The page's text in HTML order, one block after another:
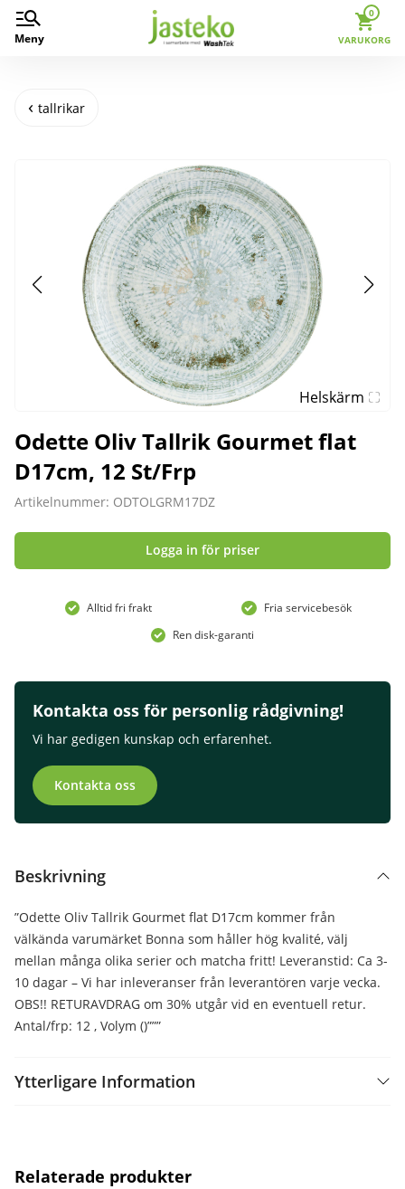
Meny
0
VARUKORG
tallrikar
Helskärm
Odette Oliv Tallrik Gourmet flat
D17cm, 12 St/Frp
Artikelnummer: ODTOLGRM17DZ
Logga in för priser
Alltid fri frakt
Fria servicebesök
Ren disk-garanti
Kontakta oss för personlig rådgivning!
Vi har gedigen kunskap och erfarenhet.
Kontakta oss
Beskrivning
”Odette Oliv Tallrik Gourmet flat D17cm kommer från
välkända varumärket Bonna som håller hög kvalité, välj
mellan många olika serier och matcha fritt! Leveranstid: Ca 3-
10 dagar – Vi har inleveranser från leverantören varje vecka.
OBS!! RETURAVDRAG om 30% utgår vid en eventuell retur.
Antal/frp: 12 , Volym ()”””
Ytterligare Information
Relaterade produkter